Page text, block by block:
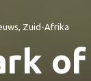
Zuid-Afrika